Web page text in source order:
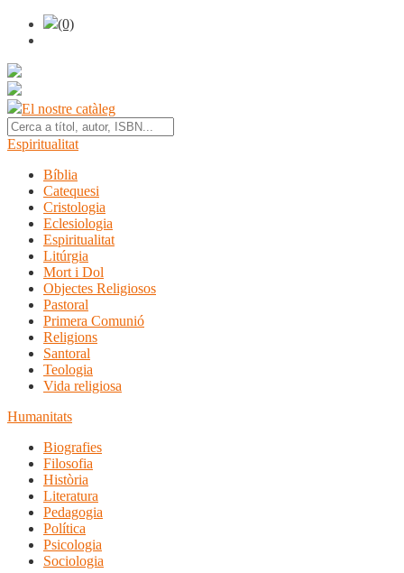
(0)
El nostre catàleg
Espiritualitat
Bíblia
Catequesi
Cristologia
Eclesiologia
Espiritualitat
Litúrgia
Mort i Dol
Objectes Religiosos
Pastoral
Primera Comunió
Religions
Santoral
Teologia
Vida religiosa
Humanitats
Biografies
Filosofia
Història
Literatura
Pedagogia
Política
Psicologia
Sociologia